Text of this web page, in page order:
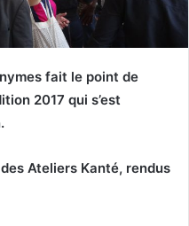
fait le point de
2017 qui s’est
Ateliers Kanté, rendus